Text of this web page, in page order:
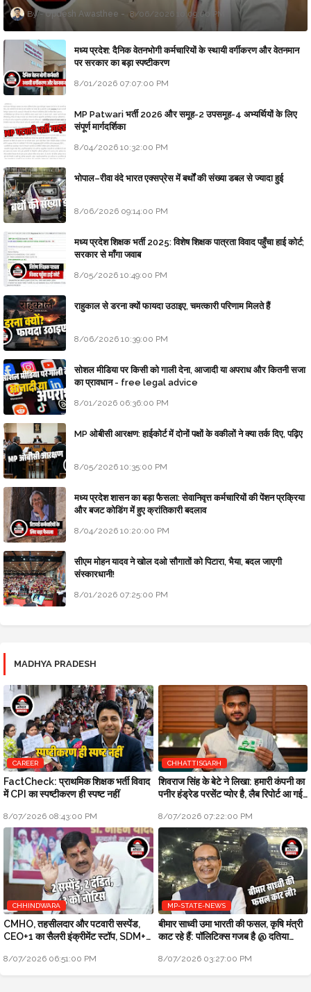
Updesh Awasthee 8/06/2026 10:09:00 PM
मध्य प्रदेश: दैनिक वेतनभोगी कर्मचारियों के स्थायी वर्गीकरण और वेतनमान
पर सरकार का बड़ा स्पष्टीकरण
8/01/2026 07:07:00 PM
MP Patwari भर्ती 2026 और समूह-2 उपसमूह-4 अभ्यर्थियों के लिए
संपूर्ण मार्गदर्शिका
8/04/2026 10:32:00 PM
भोपाल–रीवा वंदे भारत एक्सप्रेस में बर्थों की संख्या डबल से ज्यादा हुई
8/06/2026 09:14:00 PM
मध्य प्रदेश शिक्षक भर्ती 2025: विशेष शिक्षक पात्रता विवाद पहुँचा हाई कोर्ट;
सरकार से माँगा जवाब
8/05/2026 10:49:00 PM
राहुकाल से डरना क्यों फायदा उठाइए, चमत्कारी परिणाम मिलते हैं
8/06/2026 10:39:00 PM
सोशल मीडिया पर किसी को गाली देना, आजादी या अपराध और कितनी सजा
का प्रावधान - free legal advice
8/01/2026 06:36:00 PM
MP ओबीसी आरक्षण: हाईकोर्ट में दोनों पक्षों के वकीलों ने क्या तर्क दिए, पढ़िए
8/05/2026 10:35:00 PM
मध्य प्रदेश शासन का बड़ा फैसला: सेवानिवृत्त कर्मचारियों की पेंशन प्रक्रिया
और बजट कोडिंग में हुए क्रांतिकारी बदलाव
8/04/2026 10:20:00 PM
सीएम मोहन यादव ने खोल दओ सौगातों को पिटारा, भैया, बदल जाएगी
संस्कारधानी!
8/01/2026 07:25:00 PM
MADHYA PRADESH
CAREER
FactCheck: प्राथमिक शिक्षक भर्ती विवाद
में CPI का स्पष्टीकरण ही स्पष्ट नहीं
8/07/2026 08:43:00 PM
CHHATTISGARH
शिवराज सिंह के बेटे ने लिखा: हमारी कंपनी का
पनीर हंड्रेड परसेंट प्योर है, लैब रिपोर्ट आ गई
8/07/2026 07:22:00 PM
CHHINDWARA
CMHO, तहसीलदार और पटवारी सस्पेंड,
CEO+1 का सैलरी इंक्रीमेंट स्टॉप, SDM+2
8/07/2026 06:51:00 PM
MP-STATE-NEWS
बीमार साध्वी उमा भारती की फसल, कृषि मंत्री
काट रहे हैं: पॉलिटिक्स गजब है @ दतिया
8/07/2026 03:27:00 PM